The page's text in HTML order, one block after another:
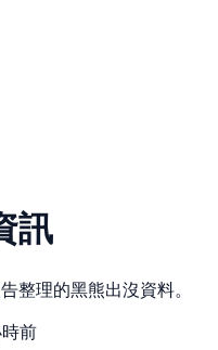
訊
整理的黑熊出沒資料。
前